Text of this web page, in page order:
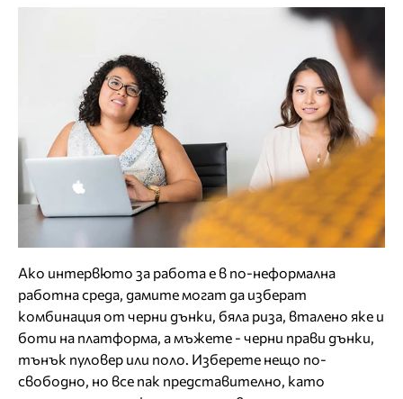
Ако интервюто за работа е в по-неформална
работна среда, дамите могат да изберат
комбинация от черни дънки, бяла риза, вталено яке и
боти на платформа, а мъжете - черни прави дънки,
тънък пуловер или поло. Изберете нещо по-
свободно, но все пак представително, като